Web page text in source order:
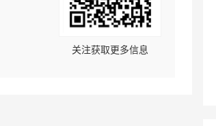
关注获取更多信息